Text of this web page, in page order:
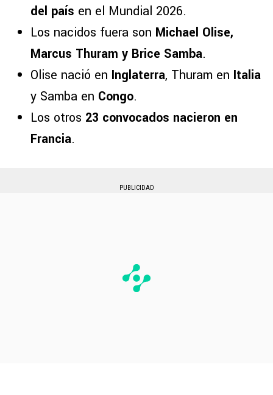
del país en el Mundial 2026.
Los nacidos fuera son Michael Olise,
Marcus Thuram y Brice Samba.
Olise nació en Inglaterra, Thuram en Italia
y Samba en Congo.
Los otros 23 convocados nacieron en
Francia.
PUBLICIDAD